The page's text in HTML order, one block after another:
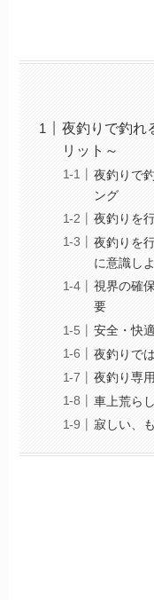
夜釣りで釣れ
リット～
夜釣りで
ング
夜釣りを
夜釣りを
に意識し
視界の確
要
安全・快
夜釣りで
夜釣り専
車上荒ら
寂しい、